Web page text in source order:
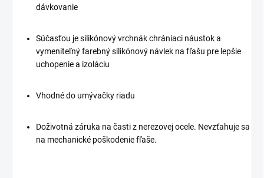
dávkovanie
Súčasťou je silikónový vrchnák chrániaci náustok a
vymeniteľný farebný silikónový návlek na fľašu pre lepšie
uchopenie a izoláciu
Vhodné do umývačky riadu
Doživotná záruka na časti z nerezovej ocele. Nevzťahuje sa
na mechanické poškodenie fľaše.